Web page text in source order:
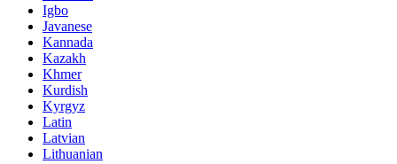
Igbo
Javanese
Kannada
Kazakh
Khmer
Kurdish
Kyrgyz
Latin
Latvian
Lithuanian